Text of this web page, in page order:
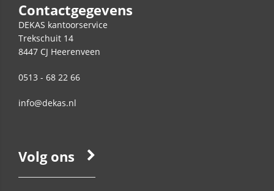
Contactgegevens
DEKAS kantoorservice
Trekschuit 14
8447 CJ Heerenveen
0513 - 68 22 66
info@dekas.nl
Volg ons